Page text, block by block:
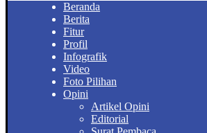
Beranda
Berita
Fitur
Profil
Infografik
Video
Foto Pilihan
Opini
Artikel Opini
Editorial